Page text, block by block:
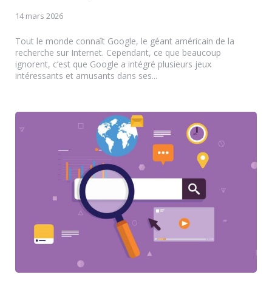
14 mars 2026
Tout le monde connaît Google, le géant américain de la
recherche sur Internet. Cependant, ce que beaucoup
ignorent, c’est que Google a intégré plusieurs jeux
intéressants et amusants dans ses...